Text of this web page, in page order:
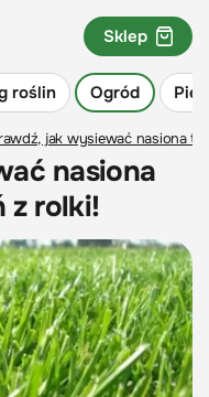
roślin Ogród
Sklep
jak wysiewać nasiona
nasiona
z rolki!